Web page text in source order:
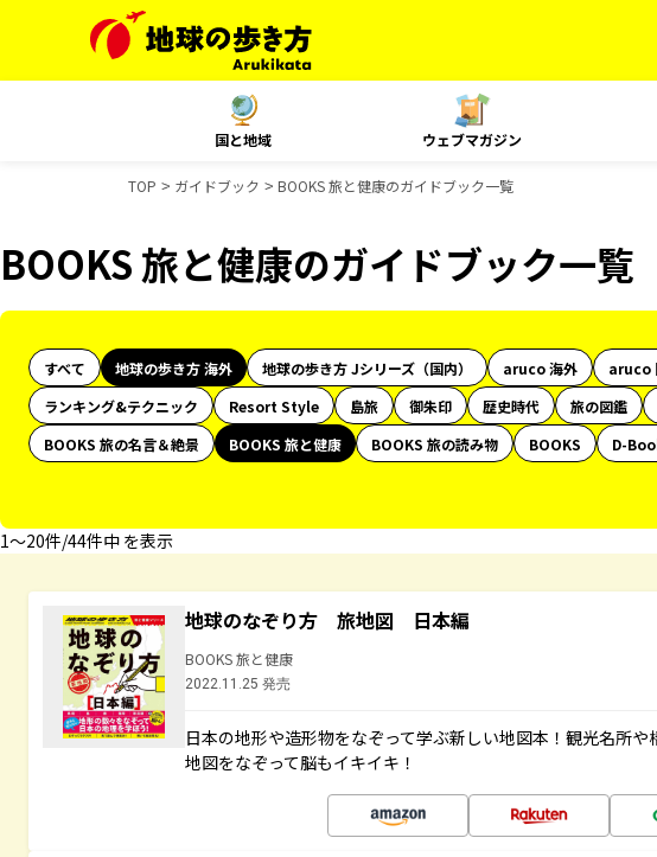
国と地域 ウェブマガジン
TOP ガイドブック BOOKS 旅と健康のガイドブック一覧
BOOKS 旅と健康のガイドブック一覧
すべて 地球の歩き方 海外 地球の歩き方 Jシリーズ（国内） aruco 海外 aruco
ランキング&テクニック
Resort Style 島旅 御朱印 歴史時代 旅の図鑑
BOOKS 旅の名言＆絶景
BOOKS 旅と健康 BOOKS 旅の読み物 BOOKS
D-
1〜20件/44件中 を表示
地球のなぞり方 旅地図 日本編
BOOKS 旅と健康
2022.11.25 発売
日本の地形や造形物をなぞって学ぶ新しい地図本！観光名所
地図をなぞって脳もイキイキ！